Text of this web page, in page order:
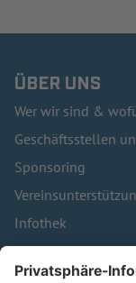
ÜBER UNS
Wer wir sind &
Geschäftsstellen
Sponsoring
Infothek
Kontakt